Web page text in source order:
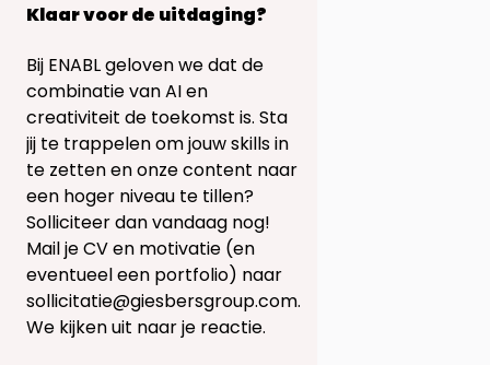
Klaar voor de uitdaging?
Bij ENABL geloven we dat de
combinatie van AI en
creativiteit de toekomst is. Sta
jij te trappelen om jouw skills in
te zetten en onze content naar
een hoger niveau te tillen?
Solliciteer dan vandaag nog!
Mail je CV en motivatie (en
eventueel een portfolio) naar
sollicitatie@giesbersgroup.com.
We kijken uit naar je reactie.